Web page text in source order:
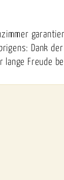
Dank
lange Freude